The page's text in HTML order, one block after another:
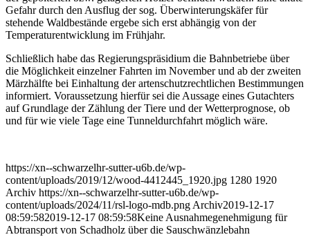
Gefahr durch den Ausflug der sog. Überwinterungskäfer für
stehende Waldbestände ergebe sich erst abhängig von der
Temperaturentwicklung im Frühjahr.
Schließlich habe das Regierungspräsidium die Bahnbetriebe über
die Möglichkeit einzelner Fahrten im November und ab der zweiten
Märzhälfte bei Einhaltung der artenschutzrechtlichen Bestimmungen
informiert. Voraussetzung hierfür sei die Aussage eines Gutachters
auf Grundlage der Zählung der Tiere und der Wetterprognose, ob
und für wie viele Tage eine Tunneldurchfahrt möglich wäre.
https://xn--schwarzelhr-sutter-u6b.de/wp-
content/uploads/2019/12/wood-4412445_1920.jpg 1280 1920
Archiv https://xn--schwarzelhr-sutter-u6b.de/wp-
content/uploads/2024/11/rsl-logo-mdb.png Archiv2019-12-17
08:59:582019-12-17 08:59:58Keine Ausnahmegenehmigung für
Abtransport von Schadholz über die Sauschwänzlebahn